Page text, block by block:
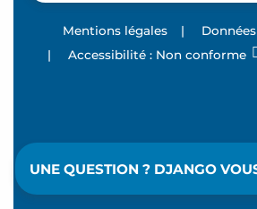
UNE QUESTION ? DJANGO
Mentions légales |
|
Accessibilité : Non conforme